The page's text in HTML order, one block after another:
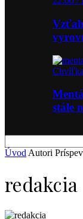
stále
Úvod Autori
redakcia